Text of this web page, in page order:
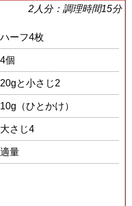
2 人分：調理時間15分
ハーフ4枚
4個
20gと小さじ2
10g（ひとかけ）
大さじ4
適量